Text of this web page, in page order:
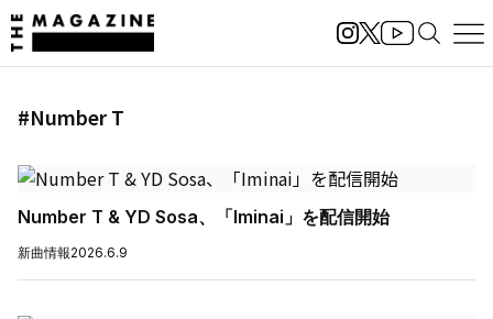
#Number T
Number T & YD Sosa、「Iminai」を配信開始
新曲情報2026.6.9